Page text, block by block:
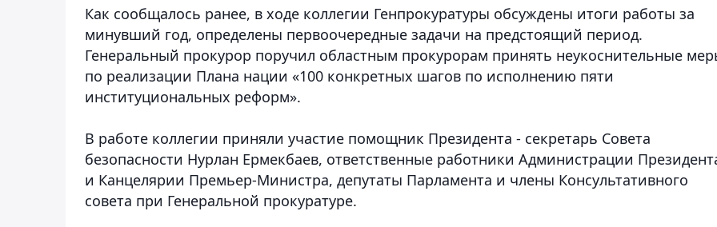
Как сообщалось ранее, в ходе коллегии Генпрокуратуры обсуждены итоги работы за
минувший год, определены первоочередные задачи на предстоящий период.
Генеральный прокурор поручил областным прокурорам принять неукоснительные
по реализации Плана нации «100 конкретных шагов по исполнению пяти
институциональных реформ».
В работе коллегии приняли участие помощник Президента - секретарь Совета
безопасности Нурлан Ермекбаев, ответственные работники Администрации
и Канцелярии Премьер-Министра, депутаты Парламента и члены Консультативного
совета при Генеральной прокуратуре.